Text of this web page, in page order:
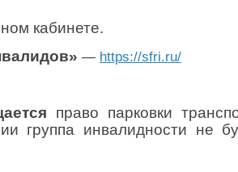
кабинете.
— https://sfri.ru/
право парковки
группа инвалидности не